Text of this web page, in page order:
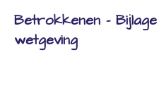
Betrokkenen -
wetgeving